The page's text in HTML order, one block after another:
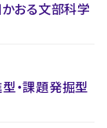
おる文部科学
・課題発掘型